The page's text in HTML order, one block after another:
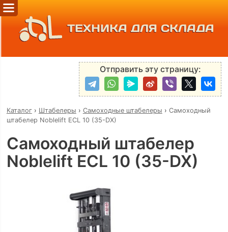
ТЕХНИКА ДЛЯ СКЛАДА
Отправить эту страницу:
Каталог› Штабелеры › Самоходные штабелеры › Самоходный
штабелер Noblelift ECL 10 (35-DX)
Самоходный штабелер
Noblelift ECL 10 (35-DX)